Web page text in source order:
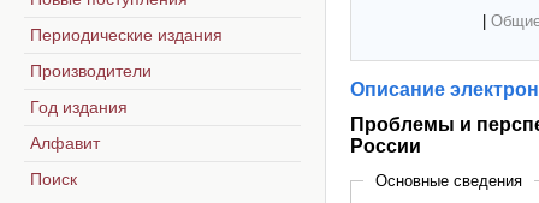
Описание
Проблемы и
России
Основные сведения
Периодические издания
Производители
Год издания
Алфавит
Поиск